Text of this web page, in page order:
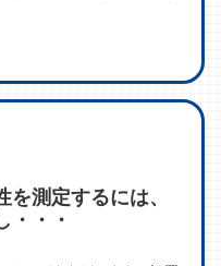
測定するには、
・・・